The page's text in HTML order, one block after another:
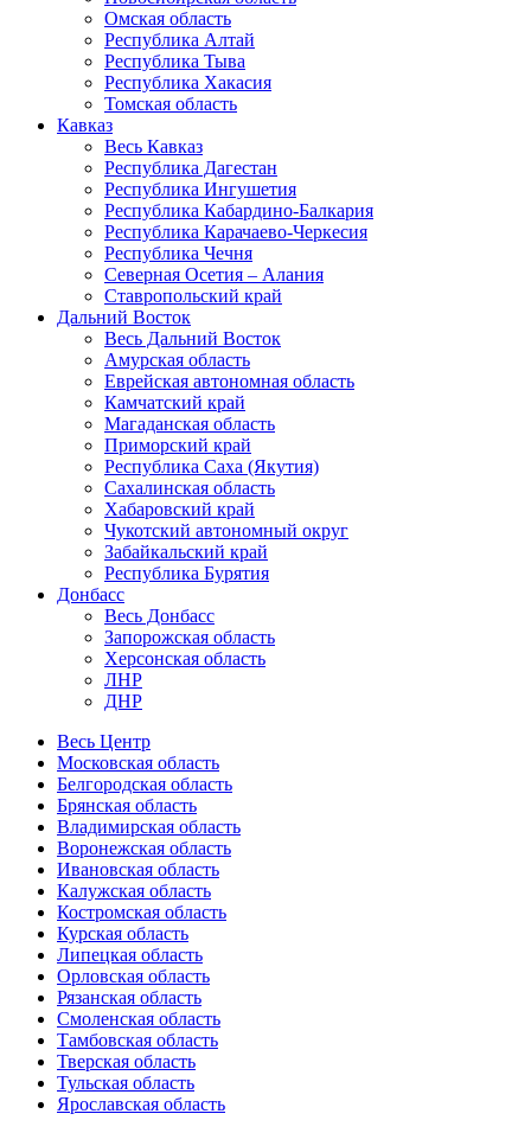
Омская область
Республика Алтай
Республика Тыва
Республика Хакасия
Томская область
Кавказ
Весь Кавказ
Республика Дагестан
Республика Ингушетия
Республика Кабардино-Балкария
Республика Карачаево-Черкесия
Республика Чечня
Северная Осетия – Алания
Ставропольский край
Дальний Восток
Весь Дальний Восток
Амурская область
Еврейская автономная область
Камчатский край
Магаданская область
Приморский край
Республика Саха (Якутия)
Сахалинская область
Хабаровский край
Чукотский автономный округ
Забайкальский край
Республика Бурятия
Донбасс
Весь Донбасс
Запорожская область
Херсонская область
ЛНР
ДНР
Весь Центр
Московская область
Белгородская область
Брянская область
Владимирская область
Воронежская область
Ивановская область
Калужская область
Костромская область
Курская область
Липецкая область
Орловская область
Рязанская область
Смоленская область
Тамбовская область
Тверская область
Тульская область
Ярославская область